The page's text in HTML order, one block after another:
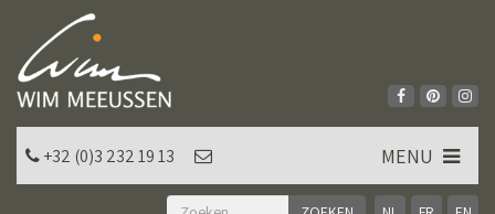
+32 (0)3 232 19 13 MENU